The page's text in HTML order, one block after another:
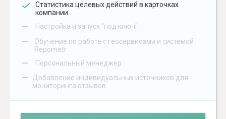
Статистика целевых действий в карточках
компании
– Настройка и запуск "под ключ"
–
Обучение по работе с геосервисами и системой
Repometr
– Персональный менеджер
–
Добавление индивидуальных источников для
мониторинга отзывов